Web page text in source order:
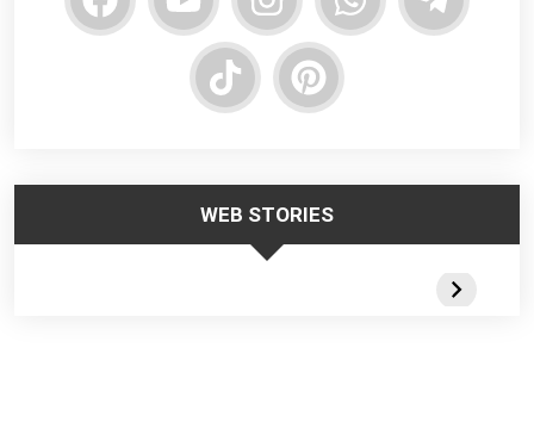
WEB STORIES
Trabalhar no
Responsabilidade
Portateis